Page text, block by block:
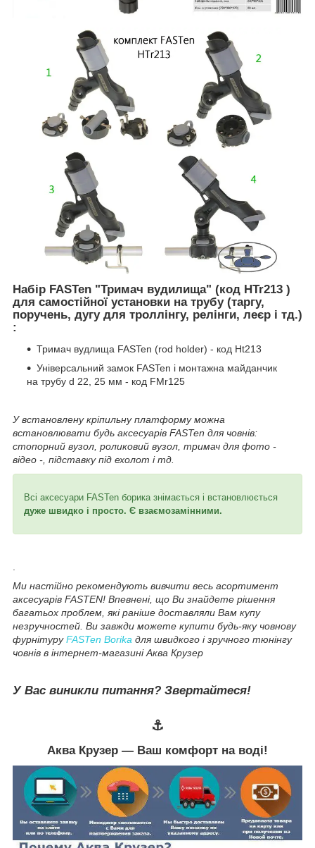
Набір FASTen "Тримач вудилища" (код HTr213 )
для самостійної установки на трубу (таргу,
поручень, дугу для троллінгу, релінги, леєр і тд.)
:
Тримач вудлища FASTen (rod holder) - код Ht213
Універсальний замок FASTen і монтажна майданчик
на трубу d 22, 25 мм - код FMr125
У встановлену кріпильну платформу можна
встановлювати будь аксесуарів FASTen для човнів:
стопорний вузол, роликовий вузол, тримач для фото -
відео -, підставку під ехолот і тд.
Всі аксесуари FASTen борика знімається і встановлюється
дуже швидко і просто. Є взаємозамінними.
Ми настійно рекомендують вивчити весь асортимент
аксесуарів FASTEN! Впевнені, що Ви знайдете рішення
багатьох проблем, які раніше доставляли Вам купу
незручностей. Ви завжди можете купити будь-яку човнову
фурнітуруFASTen Borika для швидкого і зручного тюнінгу
човнів в інтернет-магазині Аква Крузер
У Вас виникли питання? Звертайтеся!
⚓
Аква Крузер ― Ваш комфорт на воді!